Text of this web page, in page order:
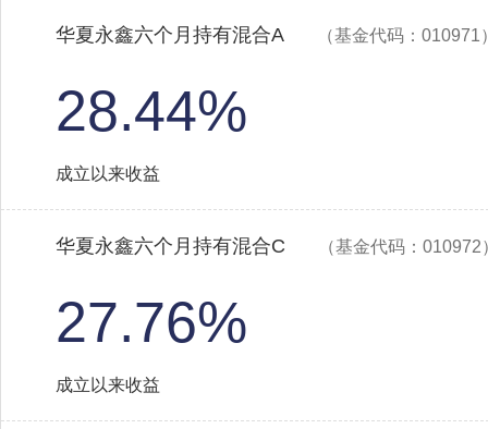
华夏永鑫六个月持有混合A （基金代码：010971
28.44%
成立以来收益
华夏永鑫六个月持有混合C （基金代码：010972
27.76%
成立以来收益